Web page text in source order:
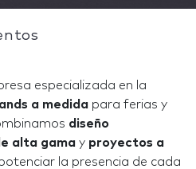
especializada en la
a medida para ferias y
diseño
alta gama y proyectos a
la presencia de cada